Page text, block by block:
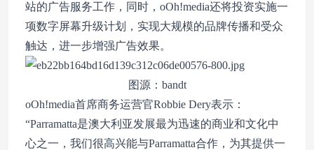
站的广告服务工作，同时，oOh!media还将投资实施一
项数字屏幕升级计划，实现大规模的品牌传播和受众
触达，进一步增强广告效果。
图源：bandt
oOh!media首席商务运营官Robbie Dery表示：
“Parramatta是澳大利亚发展最为迅速的商业和文化中
心之一，我们很高兴能与Parramatta合作，为其提供一